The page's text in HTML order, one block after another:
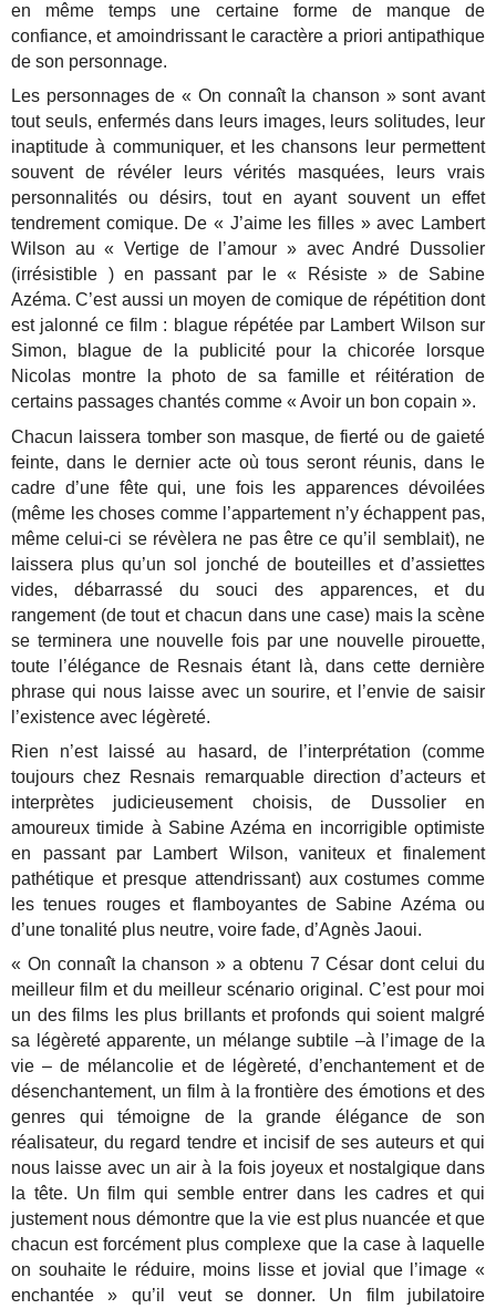
en même temps une certaine forme de manque de
confiance, et amoindrissant le caractère a priori antipathique
de son personnage.
Les personnages de « On connaît la chanson » sont avant
tout seuls, enfermés dans leurs images, leurs solitudes, leur
inaptitude à communiquer, et les chansons leur permettent
souvent de révéler leurs vérités masquées, leurs vrais
personnalités ou désirs, tout en ayant souvent un effet
tendrement comique. De « J’aime les filles » avec Lambert
Wilson au « Vertige de l’amour » avec André Dussolier
(irrésistible ) en passant par le « Résiste » de Sabine
Azéma. C’est aussi un moyen de comique de répétition dont
est jalonné ce film : blague répétée par Lambert Wilson sur
Simon, blague de la publicité pour la chicorée lorsque
Nicolas montre la photo de sa famille et réitération de
certains passages chantés comme « Avoir un bon copain ».
Chacun laissera tomber son masque, de fierté ou de gaieté
feinte, dans le dernier acte où tous seront réunis, dans le
cadre d’une fête qui, une fois les apparences dévoilées
(même les choses comme l’appartement n’y échappent pas,
même celui-ci se révèlera ne pas être ce qu’il semblait), ne
laissera plus qu’un sol jonché de bouteilles et d’assiettes
vides, débarrassé du souci des apparences, et du
rangement (de tout et chacun dans une case) mais la scène
se terminera une nouvelle fois par une nouvelle pirouette,
toute l’élégance de Resnais étant là, dans cette dernière
phrase qui nous laisse avec un sourire, et l’envie de saisir
l’existence avec légèreté.
Rien n’est laissé au hasard, de l’interprétation (comme
toujours chez Resnais remarquable direction d’acteurs et
interprètes judicieusement choisis, de Dussolier en
amoureux timide à Sabine Azéma en incorrigible optimiste
en passant par Lambert Wilson, vaniteux et finalement
pathétique et presque attendrissant) aux costumes comme
les tenues rouges et flamboyantes de Sabine Azéma ou
d’une tonalité plus neutre, voire fade, d’Agnès Jaoui.
« On connaît la chanson » a obtenu 7 César dont celui du
meilleur film et du meilleur scénario original. C’est pour moi
un des films les plus brillants et profonds qui soient malgré
sa légèreté apparente, un mélange subtile –à l’image de la
vie – de mélancolie et de légèreté, d’enchantement et de
désenchantement, un film à la frontière des émotions et des
genres qui témoigne de la grande élégance de son
réalisateur, du regard tendre et incisif de ses auteurs et qui
nous laisse avec un air à la fois joyeux et nostalgique dans
la tête. Un film qui semble entrer dans les cadres et qui
justement nous démontre que la vie est plus nuancée et que
chacun est forcément plus complexe que la case à laquelle
on souhaite le réduire, moins lisse et jovial que l’image «
enchantée » qu’il veut se donner. Un film jubilatoire